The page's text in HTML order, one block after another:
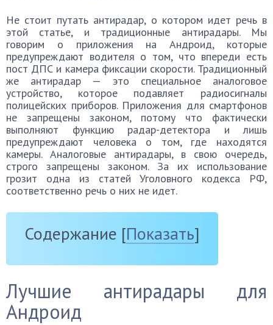
Не стоит путать антирадар, о котором идет речь в
этой статье, и традиционные антирадары. Мы
говорим о приложения на Андроид, которые
предупреждают водителя о том, что впереди есть
пост ДПС и камера фиксации скорости. Традиционный
же антирадар — это специальное аналоговое
устройство, которое подавляет радиосигналы
полицейских приборов. Приложения для смартфонов
не запрещены законом, потому что фактически
выполняют функцию радар-детектора и лишь
предупреждают человека о том, где находятся
камеры. Аналоговые антирадары, в свою очередь,
строго запрещены законом. За их использование
грозит одна из статей Уголовного кодекса РФ,
соответственно речь о них не идет.
Содержание [Показать]
Лучшие антирадары для
Андроид